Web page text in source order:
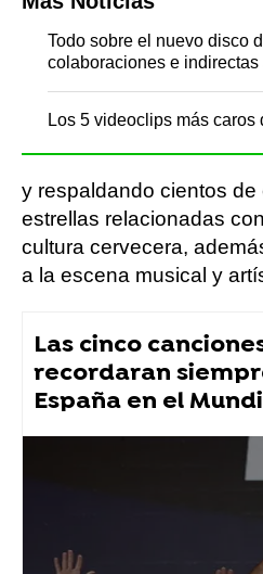
Todo sobre el nuevo disco
colaboraciones e indirectas
Los 5 videoclips más
y respaldando cientos
estrellas relacionadas
cultura cervecera,
a la escena musical y
Las cinco
recordaran
España en el